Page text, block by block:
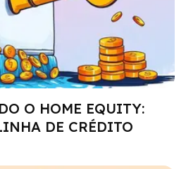
O HOME EQUITY:
DE CRÉDITO